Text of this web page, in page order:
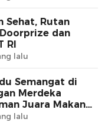
Sehat, Rutan
dan
RI
lalu
Semangat di
Merdeka
Juara Makan
lalu